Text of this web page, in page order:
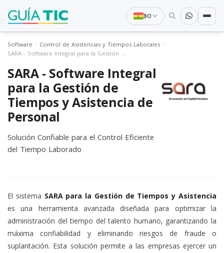
BO
Software
Control de Asistencias y Tiempos Laborales
SARA - Software Integral para la Gestión de Tiempos y Asistencia de Personal
SARA - Software Integral
para la Gestión de
Tiempos y Asistencia de
Personal
Solución Confiable para el Control Eficiente
del Tiempo Laborado
El sistema SARA para la Gestión de Tiempos y Asistencia
es una herramienta avanzada diseñada para optimizar la
administración del tiempo del talento humano, garantizando la
máxima confiabilidad y eliminando riesgos de fraude o
suplantación. Esta solución permite a las empresas ejercer un